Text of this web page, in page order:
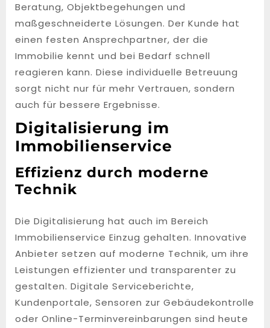
Beratung, Objektbegehungen und
maßgeschneiderte Lösungen. Der Kunde hat
einen festen Ansprechpartner, der die
Immobilie kennt und bei Bedarf schnell
reagieren kann. Diese individuelle Betreuung
sorgt nicht nur für mehr Vertrauen, sondern
auch für bessere Ergebnisse.
Digitalisierung im
Immobilienservice
Effizienz durch moderne
Technik
Die Digitalisierung hat auch im Bereich
Immobilienservice Einzug gehalten. Innovative
Anbieter setzen auf moderne Technik, um ihre
Leistungen effizienter und transparenter zu
gestalten. Digitale Serviceberichte,
Kundenportale, Sensoren zur Gebäudekontrolle
oder Online-Terminvereinbarungen sind heute